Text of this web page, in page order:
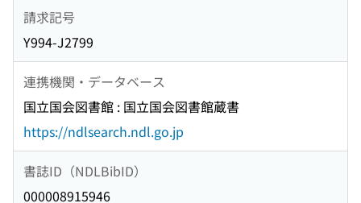
請求記号
Y994-J2799
連携機関・データベース
国立国会図書館 : 国立国会図書館蔵書
https://ndlsearch.ndl.go.jp
書誌ID（NDLBibID）
000008915946